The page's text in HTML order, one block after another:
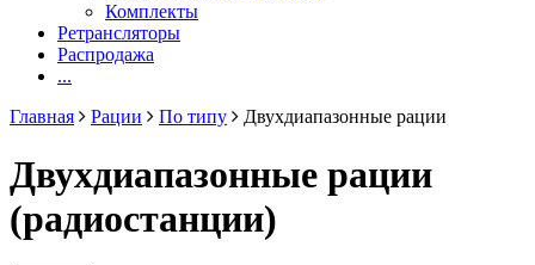
Комплекты
Ретрансляторы
Распродажа
...
Главная
Рации По типу Двухдиапазонные рации
Двухдиапазонные рации
(радиостанции)